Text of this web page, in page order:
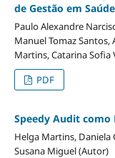
de Gestão em
Paulo Alexandre
Manuel Tomaz Santos,
Martins, Catarina Sofia
PDF
Speedy Audit como
Helga Martins, Daniela
Susana Miguel (Autor)